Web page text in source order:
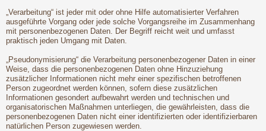
„Verarbeitung“ ist jeder mit oder ohne Hilfe automatisierter Verfahren
ausgeführte Vorgang oder jede solche Vorgangsreihe im Zusammenhang
mit personenbezogenen Daten. Der Begriff reicht weit und umfasst
praktisch jeden Umgang mit Daten.
„Pseudonymisierung“ die Verarbeitung personenbezogener Daten in einer
Weise, dass die personenbezogenen Daten ohne Hinzuziehung
zusätzlicher Informationen nicht mehr einer spezifischen betroffenen
Person zugeordnet werden können, sofern diese zusätzlichen
Informationen gesondert aufbewahrt werden und technischen und
organisatorischen Maßnahmen unterliegen, die gewährleisten, dass die
personenbezogenen Daten nicht einer identifizierten oder identifizierbaren
natürlichen Person zugewiesen werden.